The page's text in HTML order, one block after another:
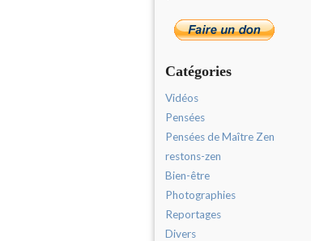
Catégories
Vidéos
Pensées
Pensées de Maître Zen
restons-zen
Bien-être
Photographies
Reportages
Divers